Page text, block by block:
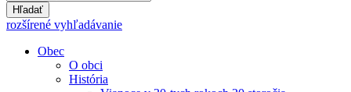
Hľadať
rozšírené vyhľadávanie
Obec
O obci
História